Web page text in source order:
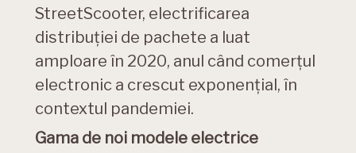
StreetScooter, electrificarea
distribuției de pachete a luat
amploare în 2020, anul când comerțul
electronic a crescut exponențial, în
contextul pandemiei.
Gama de noi modele electrice